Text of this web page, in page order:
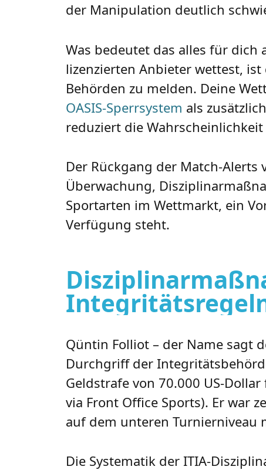
der Manipulation deutlich
Was bedeutet das alles für dich
lizenzierten Anbieter wettest,
Behörden zu melden. Deine
OASIS-Sperrsystem als
reduziert die
Der Rückgang der Match-
Überwachung,
Sportarten im Wettmarkt, ein
Verfügung steht.
Qüntin Folliot – der Name sagt
Durchgriff der
Geldstrafe von 70.000 US-
via Front Office Sports). Er war
auf dem unteren Turnierniveau
Die Systematik der ITIA-